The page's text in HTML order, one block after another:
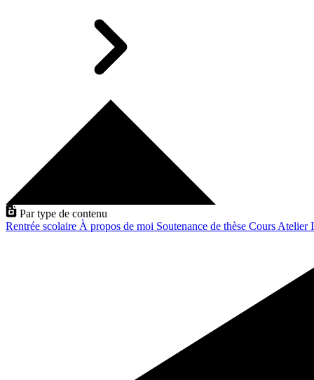
Par type de contenu
Rentrée scolaire À propos de moi Soutenance de thèse Cours Atelier